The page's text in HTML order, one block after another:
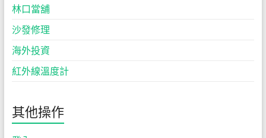
林口當舖
沙發修理
海外投資
紅外線溫度計
其他操作